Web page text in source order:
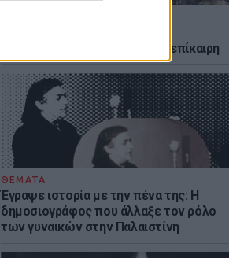
νεοπλουτισμό και παραμένει επίκαιρη
ΘΕΜΑΤΑ
Έγραψε ιστορία με την πένα της: Η
δημοσιογράφος που άλλαξε τον ρόλο
των γυναικών στην Παλαιστίνη